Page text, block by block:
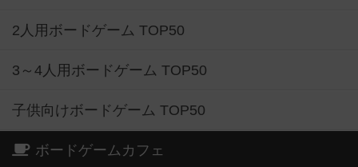
2人用ボードゲーム TOP50
3～4人用ボードゲーム TOP50
子供向けボードゲーム TOP50
ボードゲームカフェ